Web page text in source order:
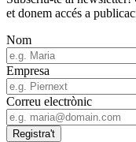
et donem accés a
Nom
Empresa
Correu electrònic